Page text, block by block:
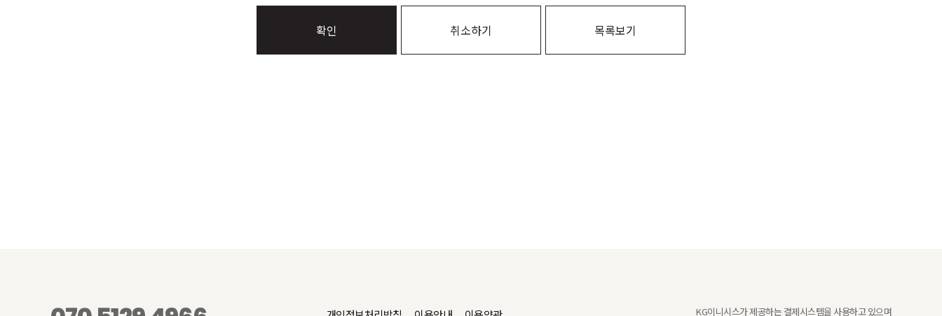
확인 취소하기 목록보기
KG이니시스가 제공하는 결제시스템을 사용하고 있으며